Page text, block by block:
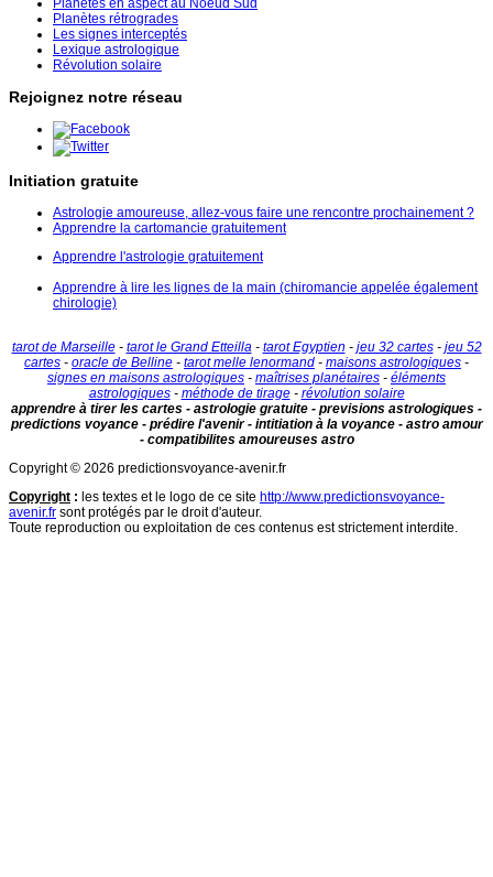
Planètes en aspect au Noeud Sud
Planètes rétrogrades
Les signes interceptés
Lexique astrologique
Révolution solaire
Rejoignez notre réseau
Initiation gratuite
Astrologie amoureuse, allez-vous faire une rencontre prochainement ?
Apprendre la cartomancie gratuitement
Apprendre l'astrologie gratuitement
Apprendre à lire les lignes de la main (chiromancie appelée également
chirologie)
tarot de Marseille- tarot le Grand Etteilla- tarot Egyptien - jeu 32 cartes- jeu 52
cartes - oracle de Belline - tarot melle lenormand - maisons astrologiques -
signes en maisons astrologiques - maîtrises planétaires - éléments
astrologiques- méthode de tirage- révolution solaire
apprendre à tirer les cartes - astrologie gratuite - previsions astrologiques -
predictions voyance - prédire l'avenir - intitiation à la voyance - astro amour
- compatibilites amoureuses astro
Copyright © 2026 predictionsvoyance-avenir.fr
Copyright : les textes et le logo de ce site http://www.predictionsvoyance-
avenir.fr sont protégés par le droit d'auteur.
Toute reproduction ou exploitation de ces contenus est strictement interdite.